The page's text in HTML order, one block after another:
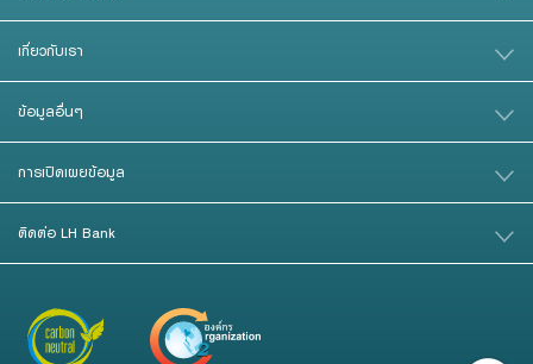
เกี่ยวกับเรา
ข้อมูลอื่นๆ
การเปิดเผยข้อมูล
ติดต่อ LH Bank